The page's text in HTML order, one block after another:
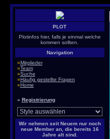
PLOT
Plotinfos hier, falls je einmal welche
kommen sollten.
Navigation
»Mitglieder
»Team
»Suche
»Häufig gestellte Fragen
»Home
» Registrierung
Wir nehmen seit Neuem nur noch
neue Member an, die bereits 16
Jahre alt sind.